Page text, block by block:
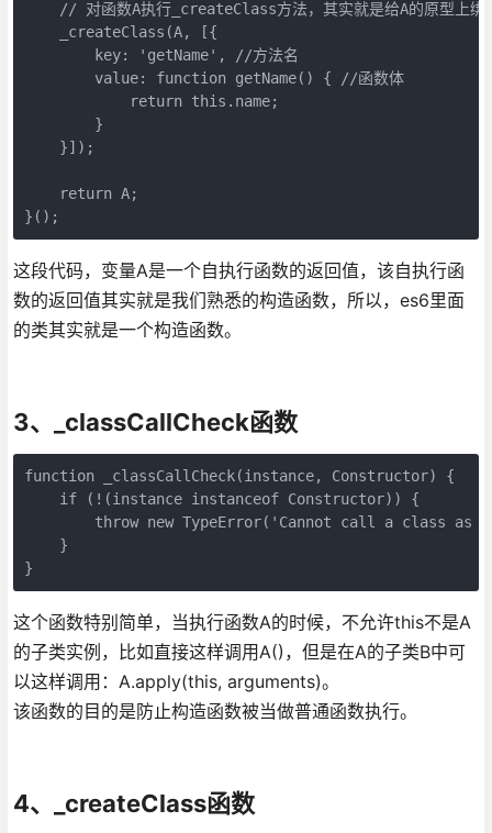
// 对函数A执行_createClass方法，其实就是给A的原型上绑
    _createClass(A, [{
        key: 'getName', //方法名
        value: function getName() { //函数体
            return this.name;
        }
    }]);
    return A;
}();
这段代码，变量A是一个自执行函数的返回值，该自执行函
数的返回值其实就是我们熟悉的构造函数，所以，es6里面
的类其实就是一个构造函数。
3、_classCallCheck函数
function _classCallCheck(instance, Constructor) {
    if (!(instance instanceof Constructor)) {
throw new TypeError('Cannot call a class as
    }
}
这个函数特别简单，当执行函数A的时候，不允许this不是A
的子类实例，比如直接这样调用A()，但是在A的子类B中可
以这样调用：A.apply(this, arguments)。
该函数的目的是防止构造函数被当做普通函数执行。
4、_createClass函数